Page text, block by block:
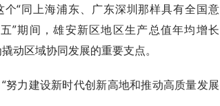
“同上海浦东、广东深圳那样具有全国意
”期间，雄安新区地区生产总值年均增长
动区域协同发展的重要支点。
力建设新时代创新高地和推动高质量发展